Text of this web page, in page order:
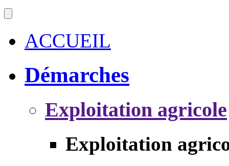
ACCUEIL
Démarches
Exploitation agricole
Exploitation